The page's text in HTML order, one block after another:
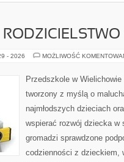
- 2026 MOŻLIWOŚĆ
Przedszkole w
tworzony z myślą o
najmłodszych dzieciach
wspierać rozwój dziecka w
gromadzi sprawdzone
codzienności z dzieckiem,